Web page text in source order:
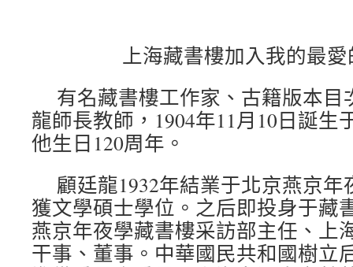
上海藏書樓加入我的最
有名藏書樓工作家、古籍版本
龍師長教師，1904年11月10日誕生
他生日120周年。
顧廷龍1932年結業于北京燕京
獲文學碩士學位。之后即投身于藏
燕京年夜學藏書樓采訪部主任、上
干事、董事。中華國民共和國樹立